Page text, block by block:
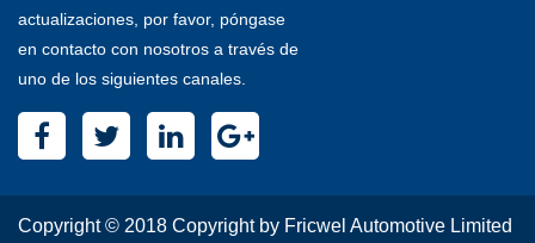
actualizaciones, por favor, póngase
en contacto con nosotros a través de
uno de los siguientes canales.
Copyright © 2018 Copyright by Fricwel Automotive Limited